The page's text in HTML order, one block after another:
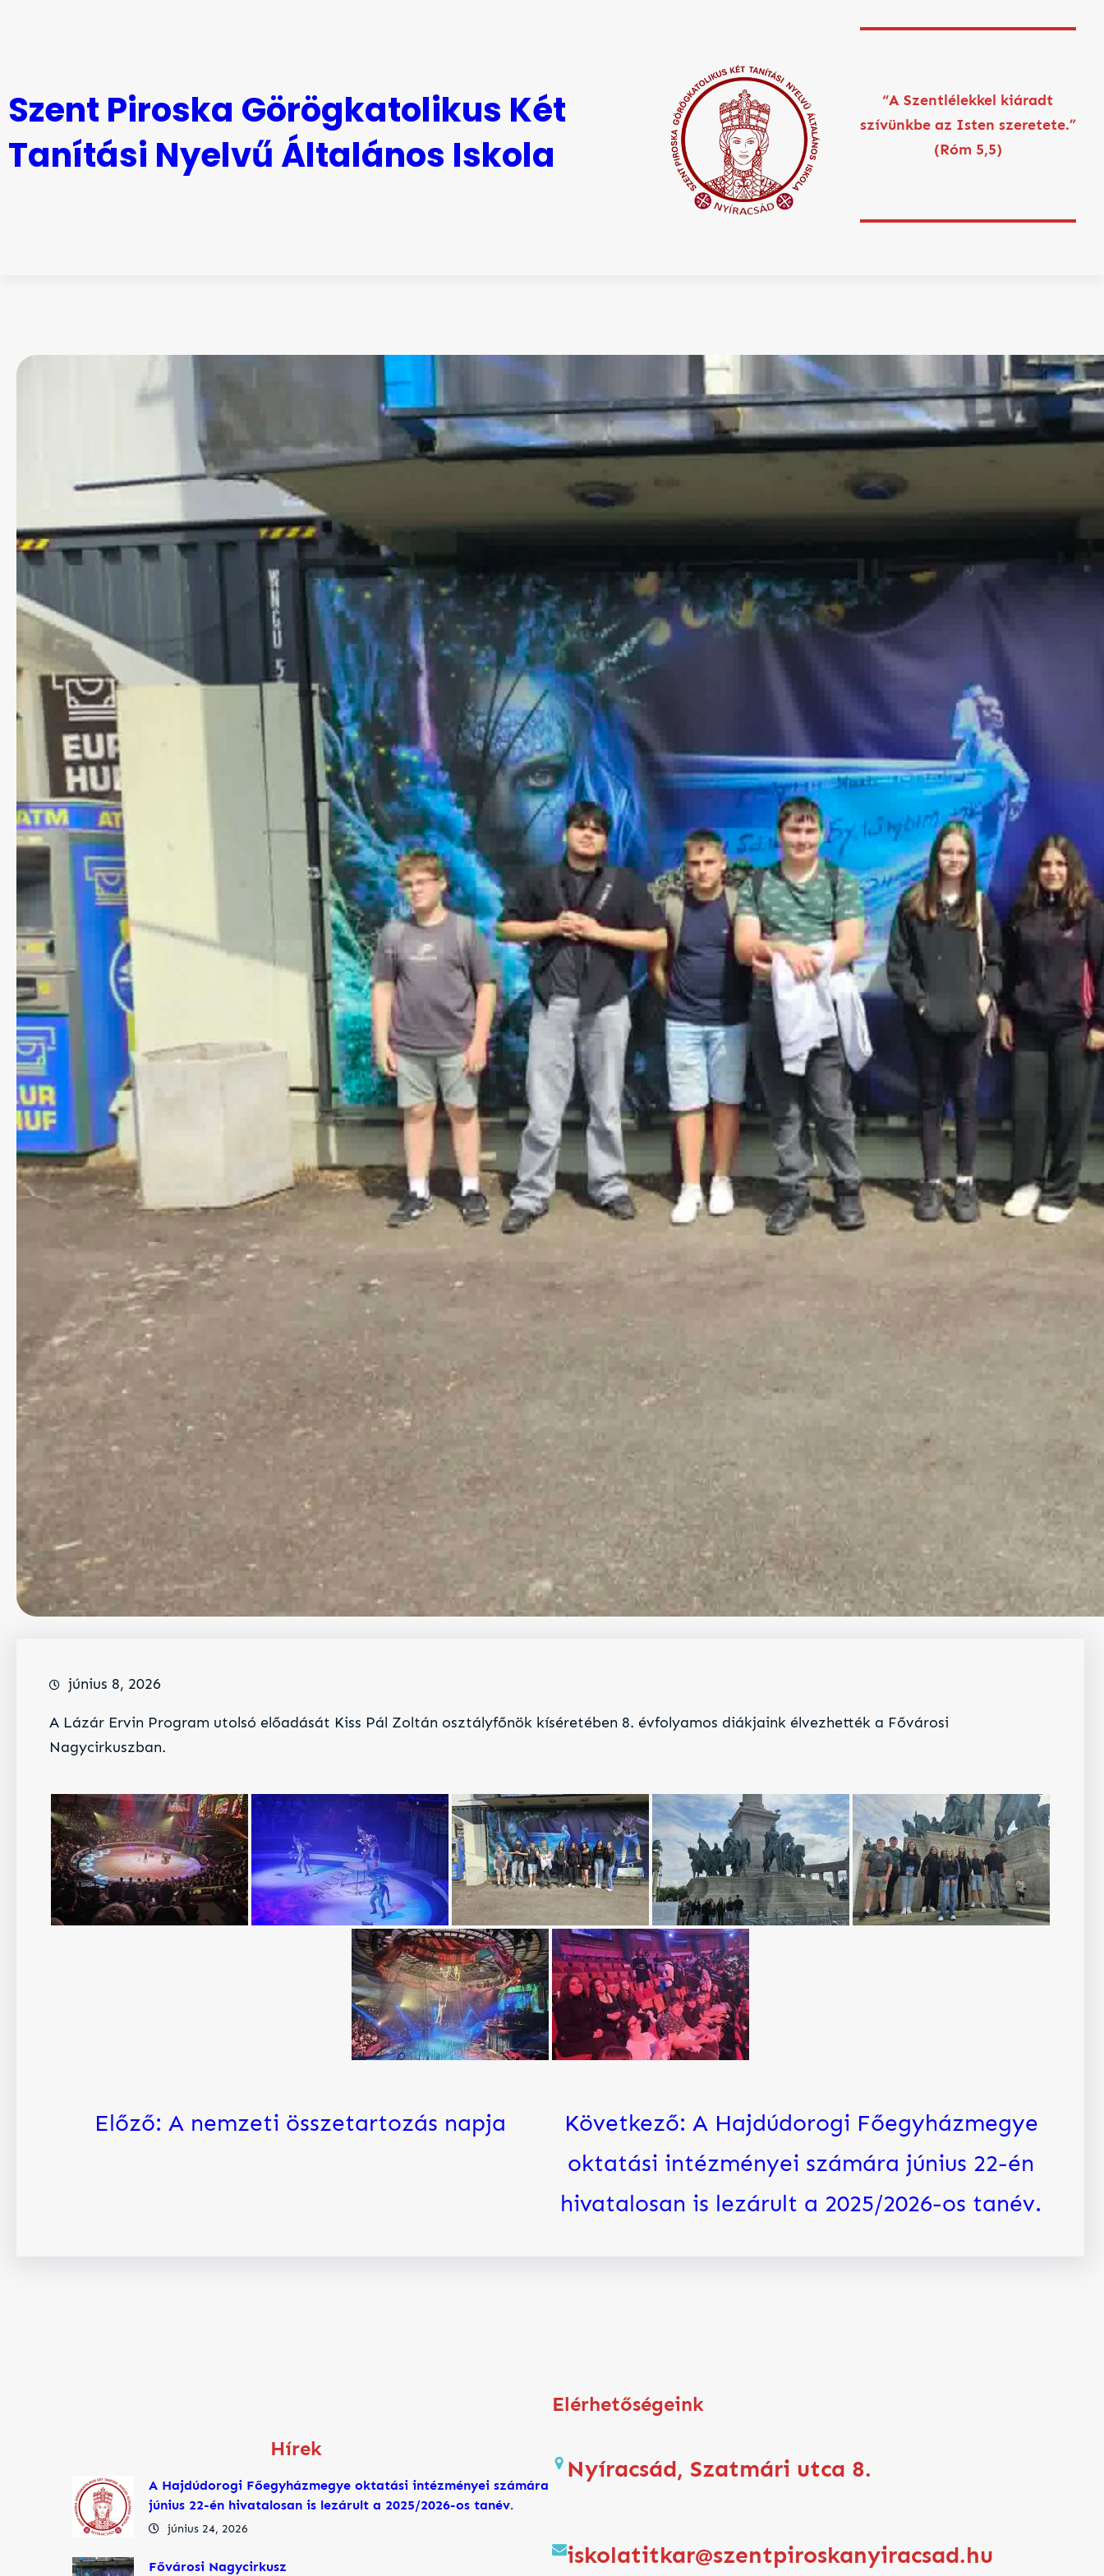
Szent Piroska Görögkatolikus Két
Tanítási Nyelvű Általános Iskola
“A Szentlélekkel kiáradt
szívünkbe az Isten szeretete.”
(Róm 5,5)
június 8, 2026
A Lázár Ervin Program utolsó előadását Kiss Pál Zoltán osztályfőnök kíséretében 8. évfolyamos diákjaink élvezhették a Fővárosi
Nagycirkuszban.
Előző: A nemzeti összetartozás napja Következő: A Hajdúdorogi Főegyházmegye
oktatási intézményei számára június 22-én
hivatalosan is lezárult a 2025/2026-os tanév.
Hírek
A Hajdúdorogi Főegyházmegye oktatási intézményei számára
június 22-én hivatalosan is lezárult a 2025/2026-os tanév.
június 24, 2026
Fővárosi Nagycirkusz
Elérhetőségeink
Nyíracsád, Szatmári utca 8.
iskolatitkar@szentpiroskanyiracsad.hu